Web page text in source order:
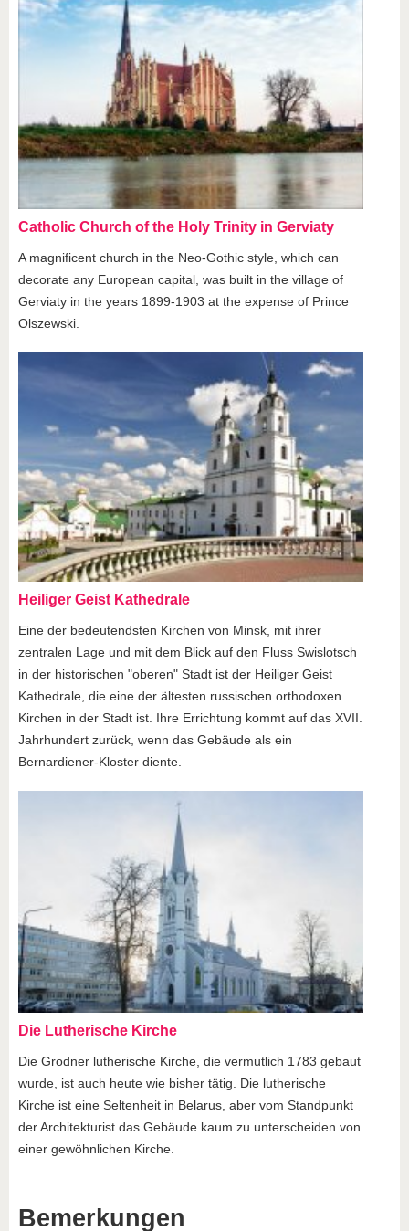
Catholic Church of the Holy Trinity in Gerviaty
A magnificent church in the Neo-Gothic style, which can
decorate any European capital, was built in the village of
Gerviaty in the years 1899-1903 at the expense of Prince
Olszewski.
Heiliger Geist Kathedrale
Eine der bedeutendsten Kirchen von Minsk, mit ihrer
zentralen Lage und mit dem Blick auf den Fluss Swislotsch
in der historischen "oberen" Stadt ist der Heiliger Geist
Kathedrale, die eine der ältesten russischen orthodoxen
Kirchen in der Stadt ist. Ihre Errichtung kommt auf das XVII.
Jahrhundert zurück, wenn das Gebäude als ein
Bernardiener-Kloster diente.
Die Lutherische Kirche
Die Grodner lutherische Kirche, die vermutlich 1783 gebaut
wurde, ist auch heute wie bisher tätig. Die lutherische
Kirche ist eine Seltenheit in Belarus, aber vom Standpunkt
der Architekturist das Gebäude kaum zu unterscheiden von
einer gewöhnlichen Kirche.
Bemerkungen